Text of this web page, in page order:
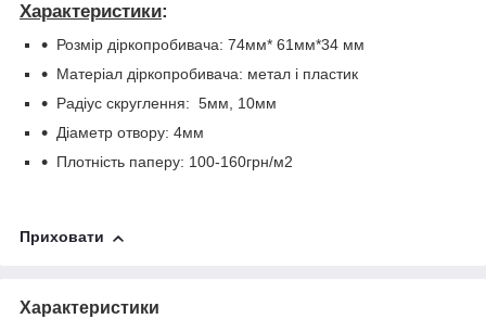
Характеристики:
Розмір діркопробивача: 74мм* 61мм*34 мм
Матеріал діркопробивача: метал і пластик
Радіус скруглення: 5мм, 10мм
Діаметр отвору: 4мм
Плотність паперу: 100-160грн/м2
Приховати
Характеристики